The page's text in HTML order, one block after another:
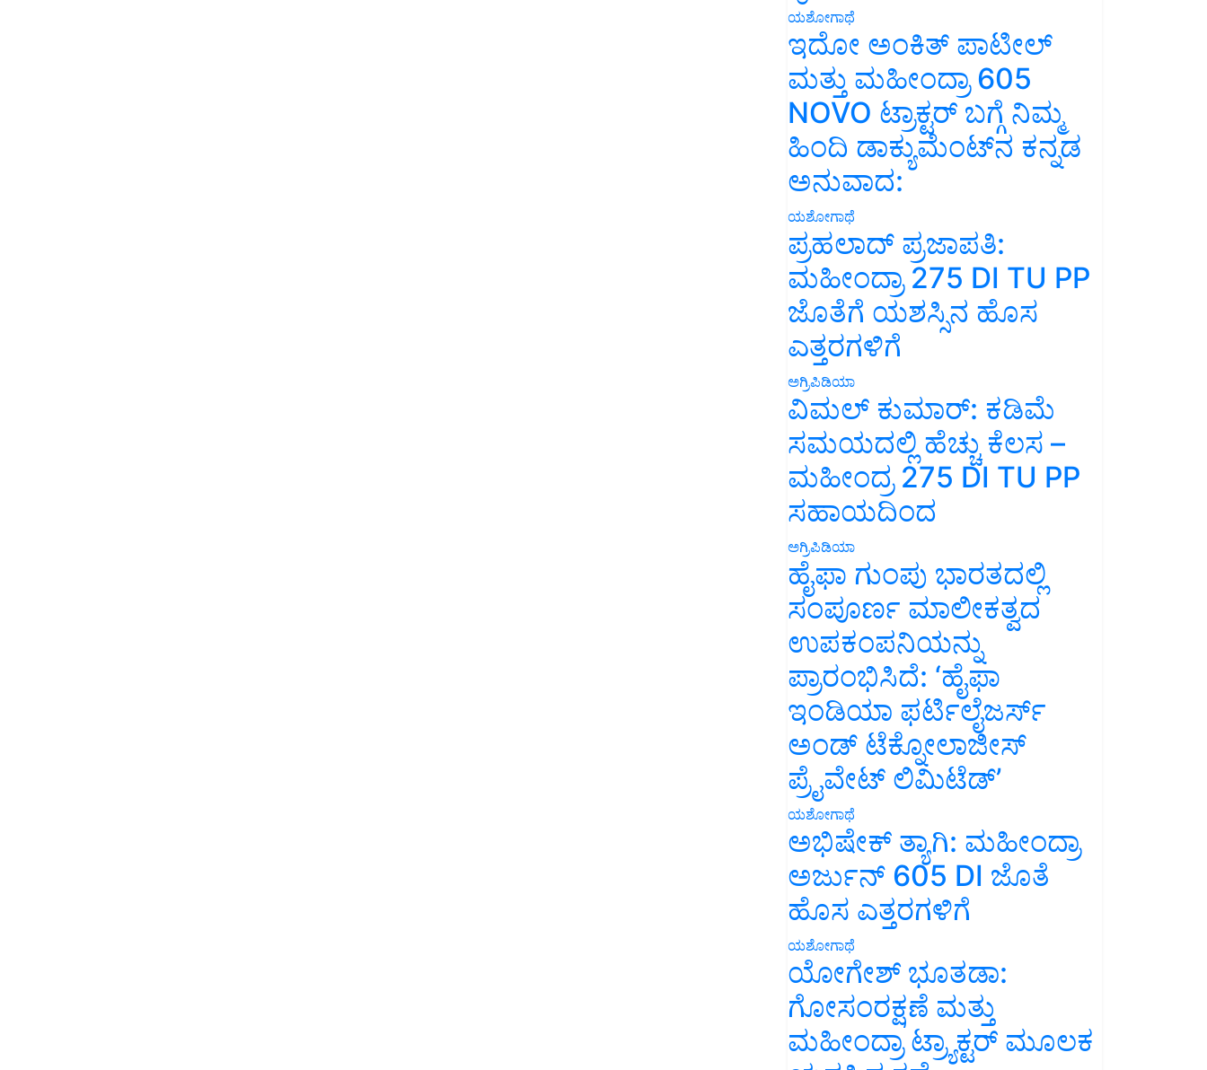
ಯಶೋಗಾಥೆ
ಇದೋ ಅಂಕಿತ್ ಪಾಟೀಲ್
ಮತ್ತು ಮಹೀಂದ್ರಾ 605
NOVO ಟ್ರಾಕ್ಟರ್ ಬಗ್ಗೆ ನಿಮ್ಮ
ಹಿಂದಿ ಡಾಕ್ಯುಮೆಂಟ್‌ನ ಕನ್ನಡ
ಅನುವಾದ:
ಯಶೋಗಾಥೆ
ಪ್ರಹಲಾದ್ ಪ್ರಜಾಪತಿ:
ಮಹೀಂದ್ರಾ 275 DI TU PP
ಜೊತೆಗೆ ಯಶಸ್ಸಿನ ಹೊಸ
ಎತ್ತರಗಳಿಗೆ
ಅಗ್ರಿಪಿಡಿಯಾ
ವಿಮಲ್ ಕುಮಾರ್: ಕಡಿಮೆ
ಸಮಯದಲ್ಲಿ ಹೆಚ್ಚು ಕೆಲಸ –
ಮಹೀಂದ್ರ 275 DI TU PP
ಸಹಾಯದಿಂದ
ಅಗ್ರಿಪಿಡಿಯಾ
ಹೈಫಾ ಗುಂಪು ಭಾರತದಲ್ಲಿ
ಸಂಪೂರ್ಣ ಮಾಲೀಕತ್ವದ
ಉಪಕಂಪನಿಯನ್ನು
ಪ್ರಾರಂಭಿಸಿದೆ: ‘ಹೈಫಾ
ಇಂಡಿಯಾ ಫರ್ಟಿಲೈಜರ್ಸ್
ಅಂಡ್ ಟೆಕ್ನೋಲಾಜೀಸ್
ಪ್ರೈವೇಟ್ ಲಿಮಿಟೆಡ್’
ಯಶೋಗಾಥೆ
ಅಭಿಷೇಕ್ ತ್ಯಾಗಿ: ಮಹೀಂದ್ರಾ
ಅರ್ಜುನ್ 605 DI ಜೊತೆ
ಹೊಸ ಎತ್ತರಗಳಿಗೆ
ಯಶೋಗಾಥೆ
ಯೋಗೇಶ್ ಭೂತಡಾ:
ಗೋಸಂರಕ್ಷಣೆ ಮತ್ತು
ಮಹೀಂದ್ರಾ ಟ್ರ್ಯಾಕ್ಟರ್ ಮೂಲಕ